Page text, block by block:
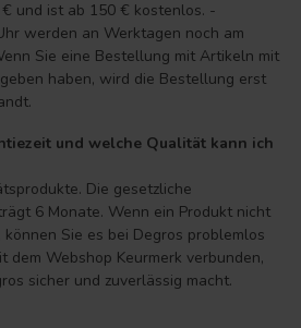
und ist ab 150 € kostenlos. -
werden an Werktagen noch am
Sie eine Bestellung mit Artikeln mit
haben, wird die Bestellung erst
und welche Qualität kann ich
Die gesetzliche
6 Monate. Wenn ein Produkt nicht
Sie es bei Degros problemlos
dem Webshop Keurmerk verbunden,
sicher und zuverlässig macht.